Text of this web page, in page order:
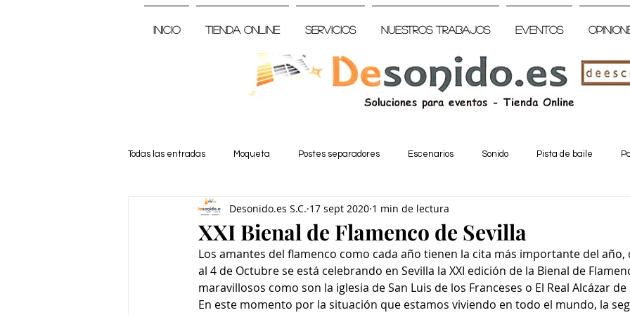
Inicio Tienda Online Servicios Nuestros trabajos Eventos
Todas las entradas Moqueta Postes separadores Escenarios Sonido Pista de baile
XXI Bienal de Flamenco de Sevilla
Desonido.es S.C. 17 sept 2020 1 min de lectura
Los amantes del flamenco como cada año tienen la cita más importante del
al 4 de Octubre se está celebrando en Sevilla la XXI edición de la Bienal de
maravillosos como son la iglesia de San Luis de los Franceses o El Real Alcázar de
En este momento por la situación que estamos viviendo en todo el mundo, la